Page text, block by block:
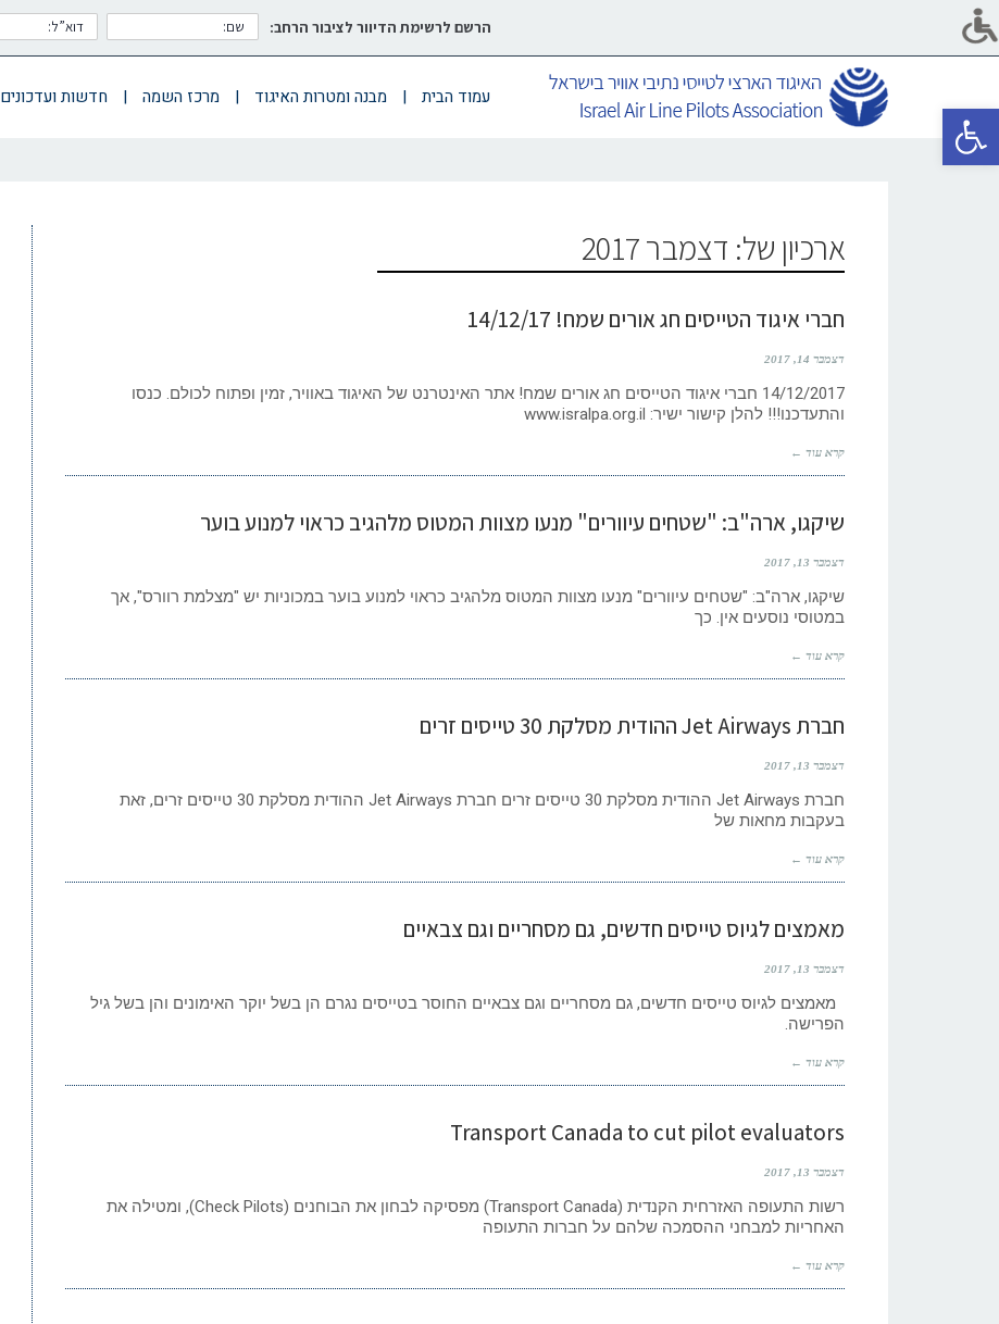
פתח סרגל נגישות
הרשם לרשימת הדיוור לציבור הרחב:
עמוד הבית | מבנה ומטרות האיגוד | מרכז השמה | חדשות ועדכונים
ארכיון של: דצמבר 2017
חברי איגוד הטייסים חג אורים שמח! 14/12/17
דצמבר 14, 2017
14/12/2017 חברי איגוד הטייסים חג אורים שמח! אתר האינטרנט של האיגוד באוויר, זמין ופתוח לכולם. כנסו
והתעדכנו!!! להלן קישור ישיר: www.isralpa.org.il
קרא עוד ←
שיקגו, ארה"ב: "שטחים עיוורים" מנעו מצוות המטוס מלהגיב כראוי למנוע בוער
דצמבר 13, 2017
שיקגו, ארה"ב: "שטחים עיוורים" מנעו מצוות המטוס מלהגיב כראוי למנוע בוער במכוניות יש "מצלמת רוורס", אך
במטוסי נוסעים אין. כך
קרא עוד ←
חברת Jet Airways ההודית מסלקת 30 טייסים זרים
דצמבר 13, 2017
חברת Jet Airways ההודית מסלקת 30 טייסים זרים חברת Jet Airways ההודית מסלקת 30 טייסים זרים, זאת
בעקבות מחאות של
קרא עוד ←
מאמצים לגיוס טייסים חדשים, גם מסחריים וגם צבאיים
דצמבר 13, 2017
מאמצים לגיוס טייסים חדשים, גם מסחריים וגם צבאיים החוסר בטייסים נגרם הן בשל יוקר האימונים והן בשל גיל
הפרישה.
קרא עוד ←
Transport Canada to cut pilot evaluators
דצמבר 13, 2017
רשות התעופה האזרחית הקנדית (Transport Canada) מפסיקה לבחון את הבוחנים (Check Pilots), ומטילה את
האחריות למבחני ההסמכה שלהם על חברות התעופה
קרא עוד ←